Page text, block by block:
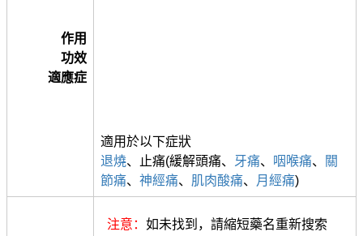
作用
功效
適應症
適用於以下症狀
退燒、止痛(緩解頭痛、 牙痛、 咽喉痛、
關
節痛、 神經痛、 肌肉酸痛、 月經痛)
注意： 如未找到，請縮短藥名重新搜索